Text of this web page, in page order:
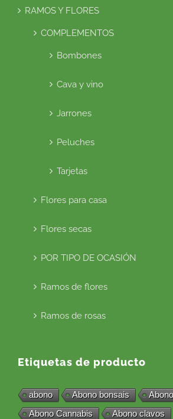
RAMOS Y FLORES
COMPLEMENTOS
Bombones
Cava y vino
Jarrones
Peluches
Tarjetas
Flores para casa
Flores secas
POR TIPO DE OCASIÓN
Ramos de flores
Ramos de rosas
Etiquetas de producto
abono Abono bonsais
Abono Cannabis
Abono clavos